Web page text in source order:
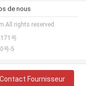
Contact Fournisseur
de nous
rights reserved.
号
号-5